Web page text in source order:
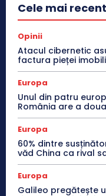
Cele mai
Opinii
Atacul cibernetic
factura pieței
Europa
Unul din patru
România are a
Europa
60% dintre
văd China ca rival
Europa
Galileo pregătește